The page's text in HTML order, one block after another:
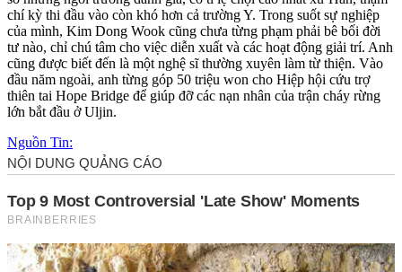
chí kỳ thi đầu vào còn khó hơn cả trường Y. Trong suốt sự nghiệp
của mình, Kim Dong Wook cũng chưa từng phạm phải bê bối đời
tư nào, chỉ chú tâm cho việc diễn xuất và các hoạt động giải trí. Anh
cũng được biết đến là một nghệ sĩ thường xuyên làm từ thiện. Vào
đầu năm ngoài, anh từng góp 50 triệu won cho Hiệp hội cứu trợ
thiên tai Hope Bridge để giúp đỡ các nạn nhân của trận cháy rừng
lớn bắt đầu ở Uljin.
Nguồn Tin: